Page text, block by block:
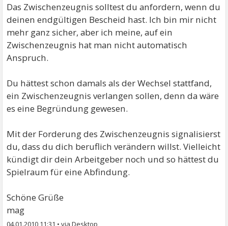
Das Zwischenzeugnis solltest du anfordern, wenn du
deinen endgültigen Bescheid hast. Ich bin mir nicht
mehr ganz sicher, aber ich meine, auf ein
Zwischenzeugnis hat man nicht automatisch
Anspruch.
Du hättest schon damals als der Wechsel stattfand,
ein Zwischenzeugnis verlangen sollen, denn da wäre
es eine Begründung gewesen.
Mit der Forderung des Zwischenzeugnis signalisierst
du, dass du dich beruflich verändern willst. Vielleicht
kündigt dir dein Arbeitgeber noch und so hättest du
Spielraum für eine Abfindung.
Schöne Grüße
mag
04.01.2010 11:31 •